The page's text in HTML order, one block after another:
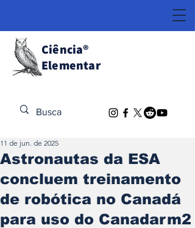
Ciência®
Elementar
Astronautas da ESA
concluem treinamento
de robótica no Canadá
para uso do Canadarm2
11 de jun. de 2025